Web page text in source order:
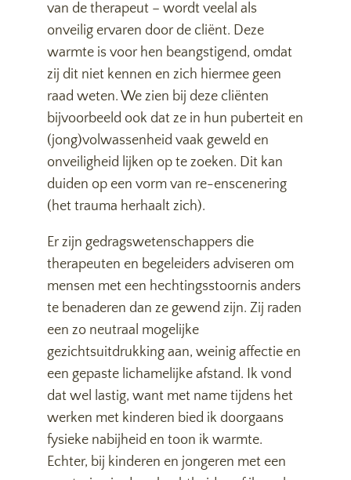
van de therapeut – wordt veelal als
onveilig ervaren door de cliënt. Deze
warmte is voor hen beangstigend, omdat
zij dit niet kennen en zich hiermee geen
raad weten. We zien bij deze cliënten
bijvoorbeeld ook dat ze in hun puberteit en
(jong)volwassenheid vaak geweld en
onveiligheid lijken op te zoeken. Dit kan
duiden op een vorm van re-enscenering
(het trauma herhaalt zich).
Er zijn gedragswetenschappers die
therapeuten en begeleiders adviseren om
mensen met een hechtingsstoornis anders
te benaderen dan ze gewend zijn. Zij raden
een zo neutraal mogelijke
gezichtsuitdrukking aan, weinig affectie en
een gepaste lichamelijke afstand. Ik vond
dat wel lastig, want met name tijdens het
werken met kinderen bied ik doorgaans
fysieke nabijheid en toon ik warmte.
Echter, bij kinderen en jongeren met een